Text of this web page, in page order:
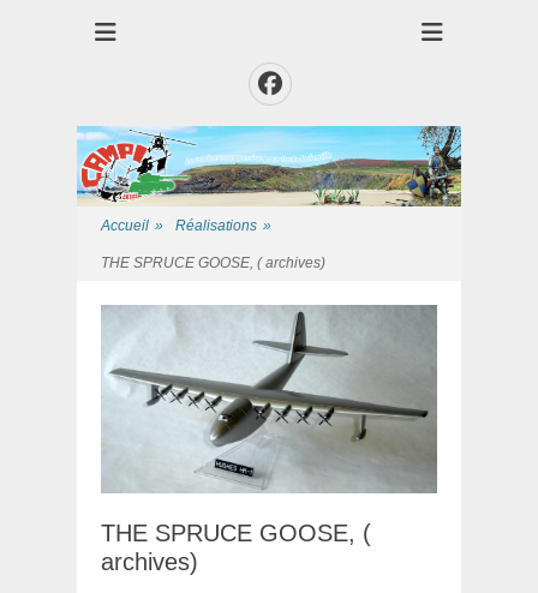
Club CAMPI
Facebook
Accueil » Réalisations »
THE SPRUCE GOOSE, ( archives)
THE SPRUCE GOOSE, (
archives)